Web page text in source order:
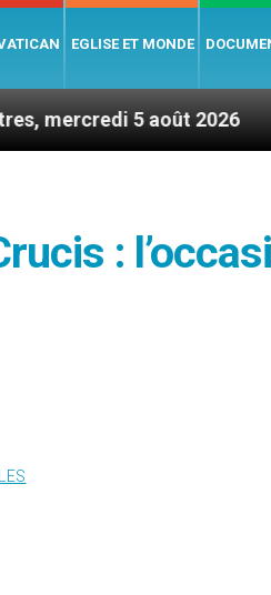
EGLISE ET MONDE
août 2026
: